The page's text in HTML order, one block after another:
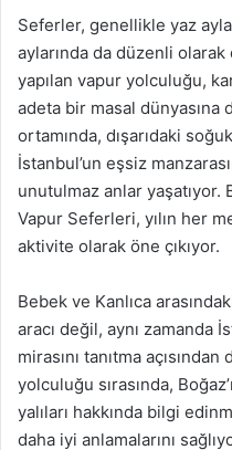
Seferler, genellikle yaz
aylarında da düzenli olarak
yapılan vapur yolculuğu,
adeta bir masal dünyasına
ortamında, dışarıdaki
İstanbul’un eşsiz
unutulmaz anlar yaşatıyor.
Vapur Seferleri, yılın her
aktivite olarak öne çıkıyor.
Bebek ve Kanlıca
aracı değil, aynı zamanda
mirasını tanıtma
yolculuğu sırasında,
yalıları hakkında bilgi
daha iyi anlamalarını